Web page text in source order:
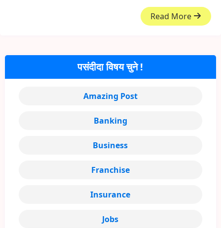
Read More
पसंदीदा विषय चुने !
Amazing Post
Banking
Business
Franchise
Insurance
Jobs